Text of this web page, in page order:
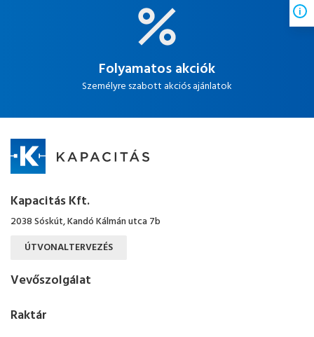
Folyamatos akciók
Személyre szabott akciós ajánlatok
Kapacitás Kft.
2038 Sóskút, Kandó Kálmán utca 7b
ÚTVONALTERVEZÉS
Vevőszolgálat
Raktár